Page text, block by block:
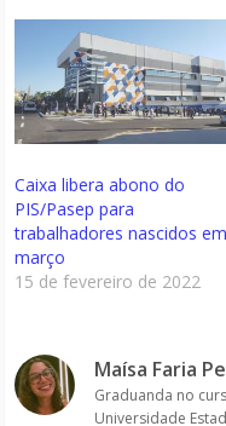
Caixa libera abono do
PIS/Pasep para
trabalhadores nascidos em
março
15 de fevereiro de 2022
Maísa Faria
Graduanda no
Universidade